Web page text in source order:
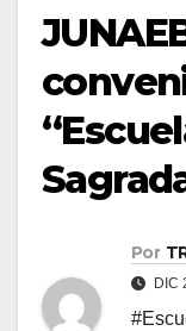
Por
DIC